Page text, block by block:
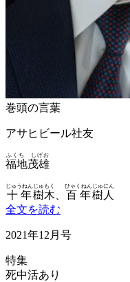
巻頭の言葉
アサヒビール社友
福地茂雄
ふくち しげお
十年
じゅうねん
樹木
じゅもく
百年
ひゃくねん
樹人
じゅにん
全文を読む
2021年12月号
特集
死中活あり